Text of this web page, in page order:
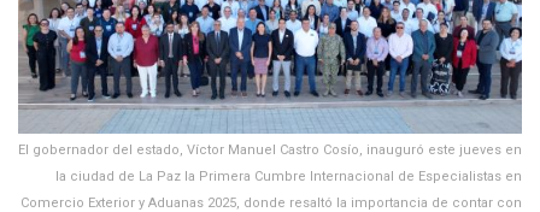
El gobernador del estado, Víctor Manuel Castro Cosío, inauguró este jueves en
la ciudad de La Paz la Primera Cumbre Internacional de Especialistas en
Comercio Exterior y Aduanas 2025, donde resaltó la importancia de contar con